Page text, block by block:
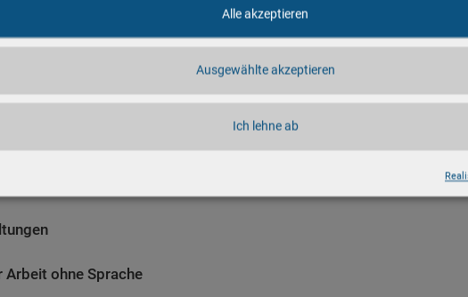
Integrationskursen.
auf maximal 16 Teilnehmer ausgelegt sind, werden die
ausgestattet, um traumatisierten Kindern, Jugendlichen und
wirksam zu begegnen.
Unterrichtseinheiten) und beinhaltet 8 Module:
ohne Sprache
Ich lehne ab
Ausgewählte akzeptieren
Alle akzeptieren